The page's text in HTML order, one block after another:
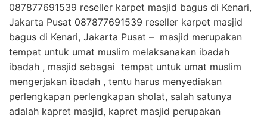
087877691539 reseller karpet masjid bagus di Kenari,
Jakarta Pusat 087877691539 reseller karpet masjid
bagus di Kenari, Jakarta Pusat – masjid merupakan
tempat untuk umat muslim melaksanakan ibadah
ibadah , masjid sebagai tempat untuk umat muslim
mengerjakan ibadah , tentu harus menyediakan
perlengkapan perlengkapan sholat, salah satunya
adalah kapret masjid, kapret masjid perupakan